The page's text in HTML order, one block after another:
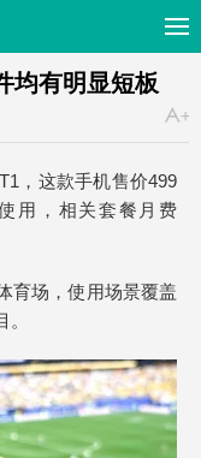
均有明显短板
，这款手机售价499
用，相关套餐月费
育场，使用场景覆盖